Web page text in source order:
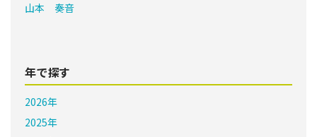
山本 奏音
年で探す
2026年
2025年